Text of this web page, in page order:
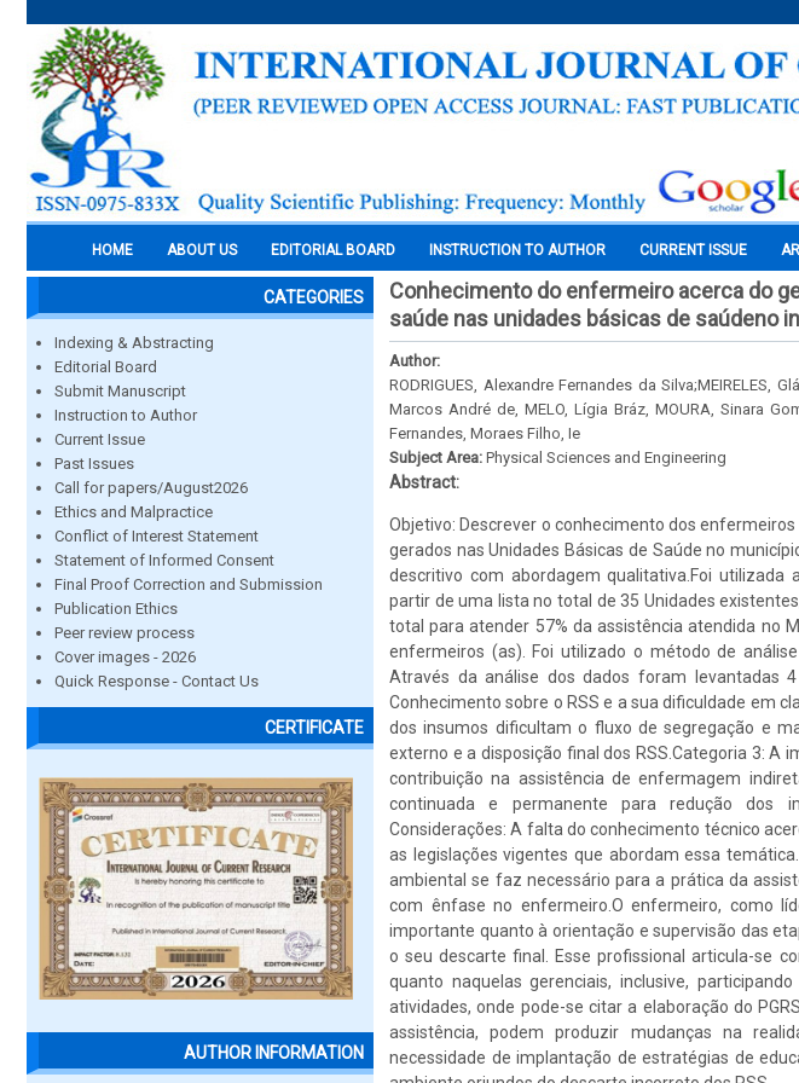
HOME ABOUT US EDITORIAL BOARD INSTRUCTION TO AUTHOR CURRENT ISSUE
CATEGORIES
Indexing & Abstracting
Editorial Board
Submit Manuscript
Instruction to Author
Current Issue
Past Issues
Call for papers/August2026
Ethics and Malpractice
Conflict of Interest Statement
Statement of Informed Consent
Final Proof Correction and Submission
Publication Ethics
Peer review process
Cover images - 2026
Quick Response - Contact Us
CERTIFICATE
AUTHOR INFORMATION
Conhecimento do enfermeiro acerca do
saúde nas unidades básicas de saúdeno
Author:
RODRIGUES, Alexandre Fernandes da Silva;MEIRELES,
Marcos André de, MELO, Lígia Bráz, MOURA, Sinara
Fernandes, Moraes Filho, Ie
Subject Area: Physical Sciences and Engineering
Abstract:
Objetivo: Descrever o conhecimento dos
gerados nas Unidades Básicas de Saúde no
descritivo com abordagem qualitativa.Foi
partir de uma lista no total de 35 Unidades
total para atender 57% da assistência atendida no
enfermeiros (as). Foi utilizado o método de
Através da análise dos dados foram levantadas
Conhecimento sobre o RSS e a sua dificuldade em
dos insumos dificultam o fluxo de segregação e
externo e a disposição final dos RSS.Categoria 3: A
contribuição na assistência de enfermagem
continuada e permanente para redução dos
Considerações: A falta do conhecimento técnico
as legislações vigentes que abordam essa
ambiental se faz necessário para a prática da
com ênfase no enfermeiro.O enfermeiro, como
importante quanto à orientação e supervisão das
o seu descarte final. Esse profissional articula-se
quanto naquelas gerenciais, inclusive,
atividades, onde pode-se citar a elaboração do
assistência, podem produzir mudanças na
necessidade de implantação de estratégias de